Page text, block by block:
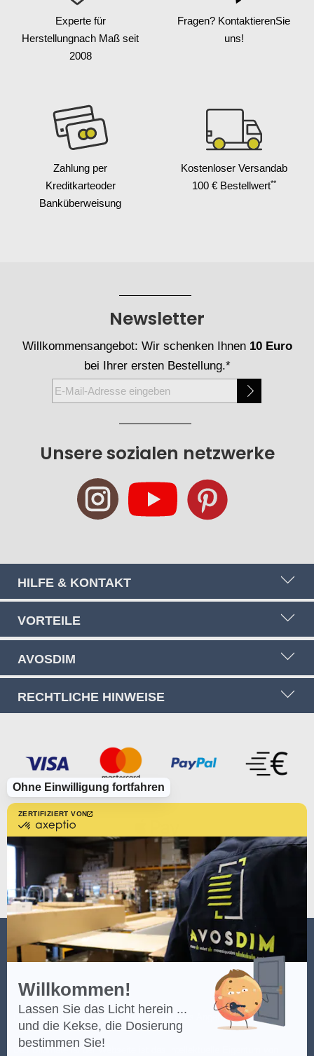
ZERTIFIZIERT VON
-
Erfahren
Sie
mehr
über
Willkommen!
Lassen Sie das Licht herein ...
und die Kekse, die Dosierung
bestimmen Sie!
Ohne Einwilligung fortfahren
Experte für
Herstellungnach Maß seit
2008
Fragen? KontaktierenSie
uns!
Zahlung per
Kreditkarteoder
Banküberweisung
Kostenloser Versandab
100 € Bestellwert**
Unsere sozialen netzwerke
Newsletter
Willkommensangebot: Wir schenken Ihnen 10 Euro
bei Ihrer ersten Bestellung.*
Melden
Sie
unseren
HILFE & KONTAKT
VORTEILE
AVOSDIM
RECHTLICHE HINWEISE
AVOSDIM
(*) Klicken Sie hier, um die Bedingungen des Angebots einzusehen.
Das Bildmaterial der Webseite ist das intellektuelle Eigentum von